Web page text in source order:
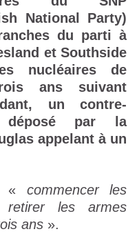
National Party)
du parti à
et Southside
nucléaires de
ans suivant
un contre-
déposé par la
appelant à un
« commencer les
retirer les armes
ans ».